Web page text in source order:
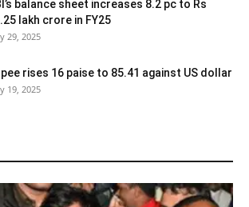
balance sheet increases 8.2 pc to Rs
lakh crore in FY25
29, 2025
rises 16 paise to 85.41 against US dollar
19, 2025